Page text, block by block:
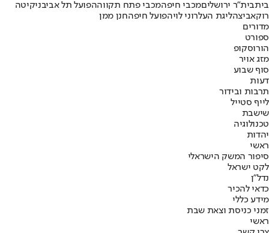
ביתבית"ר ירושליםמכבי חיפהמכבי פתח תקווההפועל תל אביבניקיטה
רוקאביצהליגת העלרוני לויהפועל חיפהחנן ממן
מדורים
ספורט
הורוסקופ
מזג אויר
סוף שבוע
דעות
תרבות ובידור
לייף סטייל
שישבת
טכנולוגיה
יהדות
ראשי
סיפור המשק הישראלי
לקט ישראל
נדל"ן
כדאי להכיר
מידע כללי
זמני כניסת וצאת שבת
ראשי